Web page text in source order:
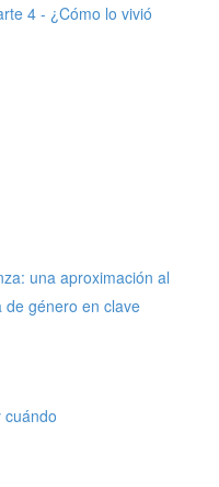
4 - ¿Cómo lo vivió
una aproximación al
de género en clave
cuándo